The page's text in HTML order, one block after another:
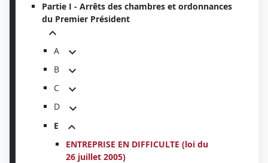
Partie I - Arrêts des chambres et ordonnances
du Premier Président
A
B
C
D
E
ENTREPRISE EN DIFFICULTE (loi du
26 juillet 2005)